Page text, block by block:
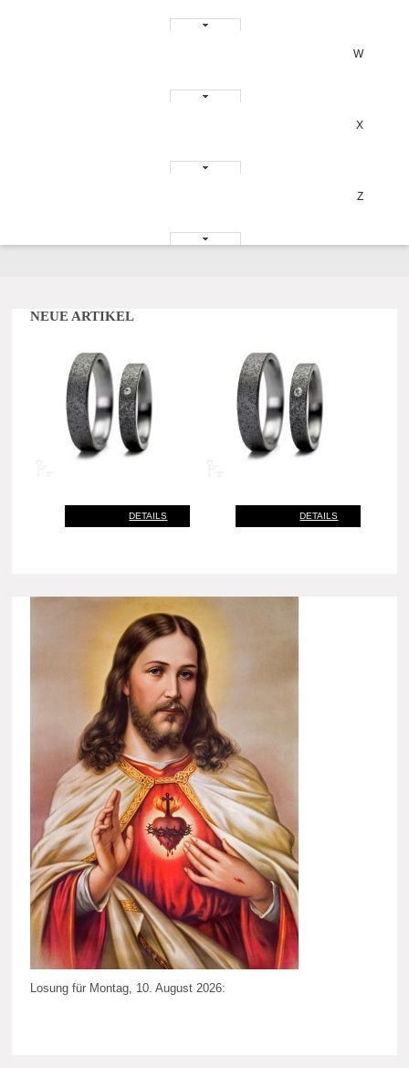
W
X
Z
NEUE ARTIKEL
DETAILS DETAILS
Losung für Montag, 10. August 2026: